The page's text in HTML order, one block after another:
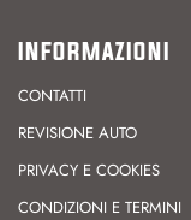
INFORMAZIONI
CONTATTI
REVISIONE AUTO
PRIVACY E COOKIES
CONDIZIONI E TERMINI